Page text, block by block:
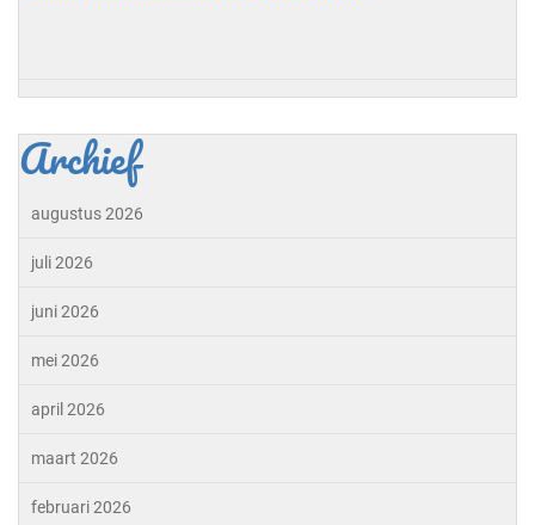
Archief
augustus 2026
juli 2026
juni 2026
mei 2026
april 2026
maart 2026
februari 2026